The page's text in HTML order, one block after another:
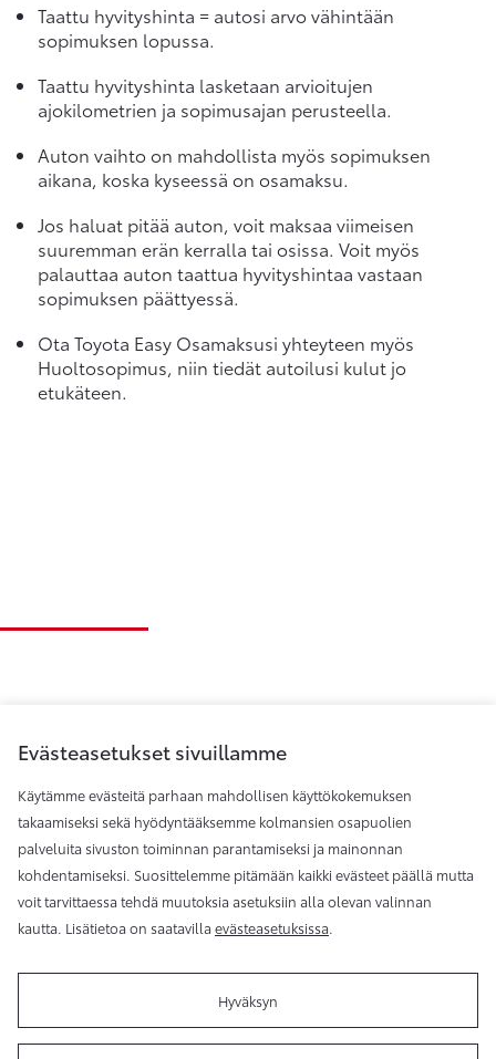
Taattu hyvityshinta = autosi arvo vähintään
sopimuksen lopussa.
Taattu hyvityshinta lasketaan arvioitujen
ajokilometrien ja sopimusajan perusteella.
Auton vaihto on mahdollista myös sopimuksen
aikana, koska kyseessä on osamaksu.
Jos haluat pitää auton, voit maksaa viimeisen
suuremman erän kerralla tai osissa. Voit myös
palauttaa auton taattua hyvityshintaa vastaan
sopimuksen päättyessä.
Ota Toyota Easy Osamaksusi yhteyteen myös
Huoltosopimus, niin tiedät autoilusi kulut jo
etukäteen.
Toyota Helsinki
Käyttöehdot Evästeasetukset Reklamaatio Tilaa
Evästeasetukset sivuillamme
Käytämme evästeitä parhaan mahdollisen käyttökokemuksen
takaamiseksi sekä hyödyntääksemme kolmansien osapuolien
palveluita sivuston toiminnan parantamiseksi ja mainonnan
kohdentamiseksi. Suosittelemme pitämään kaikki evästeet päällä mutta
voit tarvittaessa tehdä muutoksia asetuksiin alla olevan valinnan
kautta. Lisätietoa on saatavilla evästeasetuksissa.
Hyväksyn